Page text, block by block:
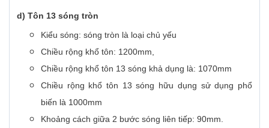
d) Tôn 13 sóng tròn
Kiểu sóng: sóng tròn là loại chủ yếu
Chiều rộng khổ tôn: 1200mm,
Chiều rộng khổ tôn 13 sóng khả dụng là: 1070mm
Chiều rộng khổ tôn 13 sóng hữu dụng sử dụng phổ
biến là 1000mm
Khoảng cách giữa 2 bước sóng liên tiếp: 90mm.